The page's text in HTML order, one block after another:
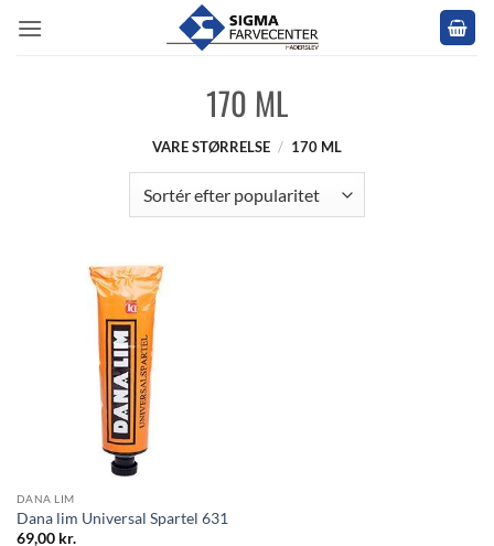
170 ML
VARE STØRRELSE / 170 ML
DANA LIM
Dana lim Universal Spartel 631
69,00 kr.